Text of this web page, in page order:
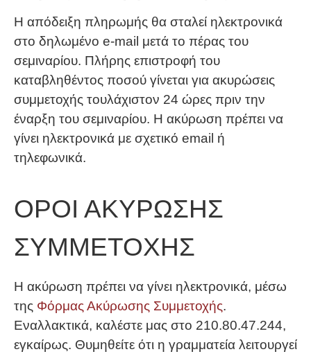
Η απόδειξη πληρωμής θα σταλεί ηλεκτρονικά
στο δηλωμένο e-mail μετά το πέρας του
σεμιναρίου. Πλήρης επιστροφή του
καταβληθέντος ποσού γίνεται για ακυρώσεις
συμμετοχής τουλάχιστον 24 ώρες πριν την
έναρξη του σεμιναρίου. Η ακύρωση πρέπει να
γίνει ηλεκτρονικά με σχετικό email ή
τηλεφωνικά.
ΟΡΟΙ ΑΚΥΡΩΣΗΣ
ΣΥΜΜΕΤΟΧΗΣ
Η ακύρωση πρέπει να γίνει ηλεκτρονικά, μέσω
της Φόρμας Ακύρωσης Συμμετοχής.
Εναλλακτικά, καλέστε μας στο 210.80.47.244,
εγκαίρως. Θυμηθείτε ότι η γραμματεία λειτουργεί